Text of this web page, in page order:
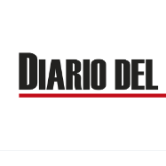
contenido